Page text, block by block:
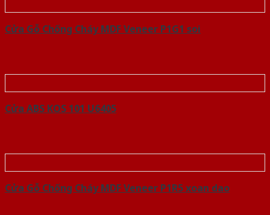
Cửa Gỗ Chống Cháy MDF Veneer P1G1 soi
Cửa ABS KOS 101 U6405
Cửa Gỗ Chống Cháy MDF Veneer P1R5 xoan dao